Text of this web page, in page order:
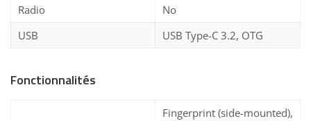
Radio
No
USB
USB Type-C 3.2, OTG
Fonctionnalités
Fingerprint (side-mounted),